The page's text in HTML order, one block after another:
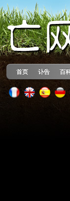
首页 讣告 百